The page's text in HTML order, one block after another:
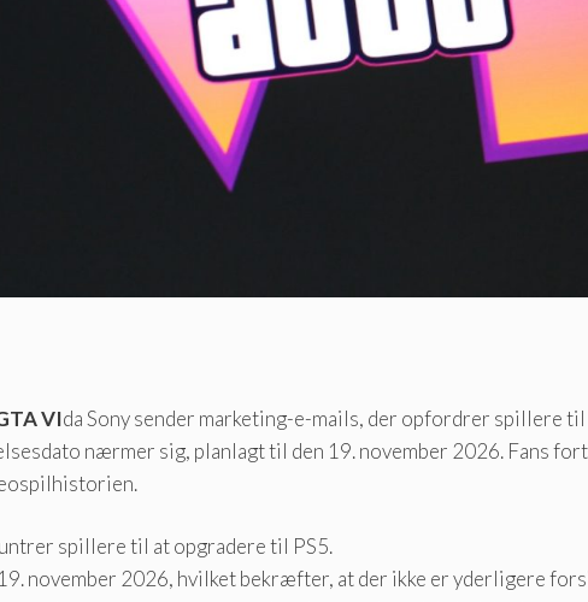
VIda Sony sender marketing-e-mails, der opfordrer spillere
nærmer sig, planlagt til den 19. november 2026. Fans
spillere til at opgradere til PS5.
november 2026, hvilket bekræfter, at der ikke er yderligere